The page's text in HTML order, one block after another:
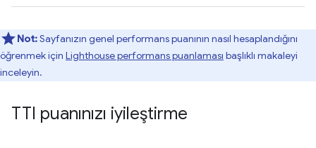
Not:Sayfanızın genel performans puanının nasıl hesaplandığını
öğrenmek için Lighthouse performans puanlaması başlıklı makaleyi
inceleyin.
TTI puanınızı iyileştirme